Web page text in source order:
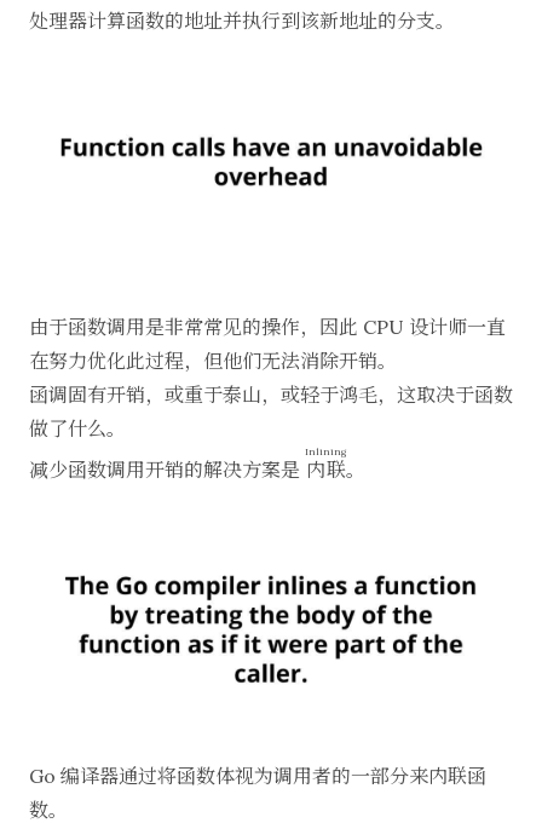
处理器计算函数的地址并执行到该新地址的分支。
由于函数调用是非常常见的操作，因此 CPU 设计师一直
在努力优化此过程，但他们无法消除开销。
函调固有开销，或重于泰山，或轻于鸿毛，这取决于函数
做了什么。
减少函数调用开销的解决方案是 内联
Inlining
。
Go 编译器通过将函数体视为调用者的一部分来内联函
数。